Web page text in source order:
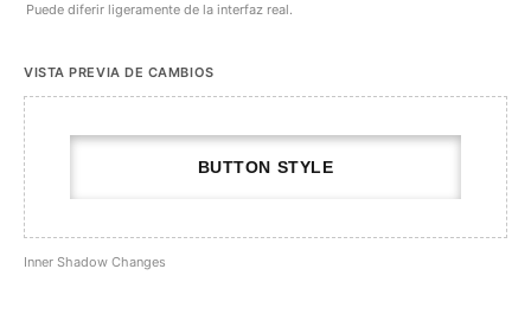
Puede diferir ligeramente de la interfaz real.
VISTA PREVIA DE CAMBIOS
BUTTON STYLE
Inner Shadow Changes